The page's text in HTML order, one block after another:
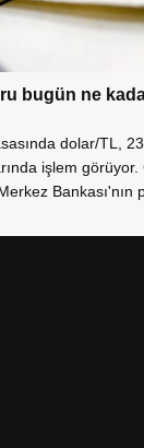
bugün ne
dolar/TL,
işlem
Bankası'nın